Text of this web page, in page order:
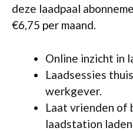
deze laadpaal
€6,75 per maand.
Online inzicht in
Laadsessies
werkgever.
Laat vrienden of
laadstation